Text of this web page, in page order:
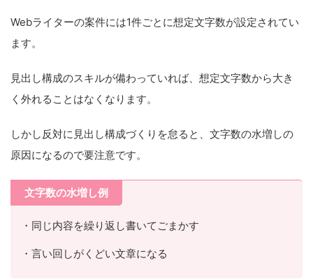
Webライターの案件には1件ごとに想定文字数が設定されてい
ます。
見出し構成のスキルが備わっていれば、想定文字数から大き
く外れることはなくなります。
しかし反対に見出し構成づくりを怠ると、文字数の水増しの
原因になるので要注意です。
文字数の水増し例
・同じ内容を繰り返し書いてごまかす
・言い回しがくどい文章になる